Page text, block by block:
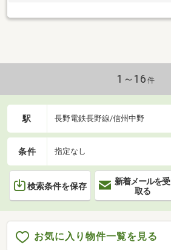
1～16 件
駅 長野電鉄長野線/信州中野
条件 指定なし
検索条件を保存
新着メールを受
取る
お気に入り物件一覧を見る